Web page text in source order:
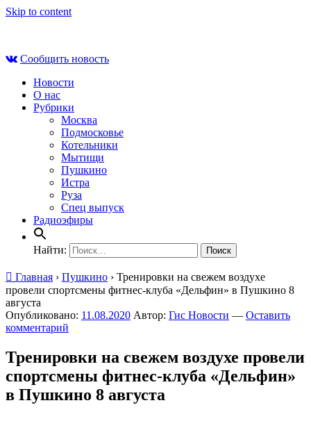
Skip to content
Сообщить новость
Новости
О нас
Рубрики
Москва
Подмосковье
Котельники
Мытищи
Пушкино
Истра
Руза
Спец выпуск
Радиоэфиры
Найти:
Главная › Пушкино › Тренировки на свежем воздухе
провели спортсмены фитнес-клуба «Дельфин» в Пушкино 8
августа
Опубликовано: 11.08.2020 Автор: Гис Новости — Оставить
комментарий
Тренировки на свежем воздухе провели
спортсмены фитнес-клуба «Дельфин»
в Пушкино 8 августа